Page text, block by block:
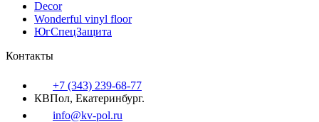
Decor
Wonderful vinyl floor
ЮгСпецЗащита
Контакты
+7 (343) 239-68-77
КВПол, Екатеринбург.
info@kv-pol.ru